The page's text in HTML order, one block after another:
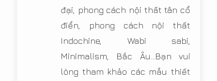
đại, phong cách nội thất tân cổ
điển, phong cách nội thất
Indochine, Wabi sabi,
Minimalism, Bắc Âu...Bạn vui
lòng tham khảo các mẫu thiết